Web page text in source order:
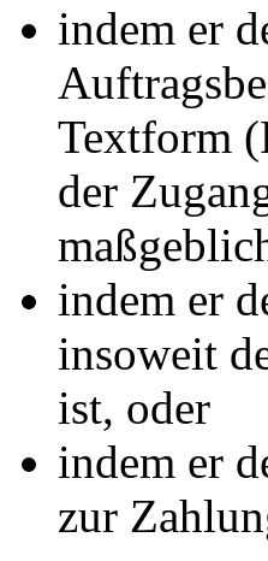
indem er
Textform
der
indem er
insoweit
ist, oder
indem er
zur